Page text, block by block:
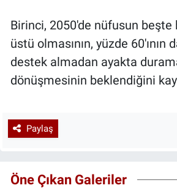
Birinci, 2050'de nüfusun beşte
üstü olmasının, yüzde 60'ının
destek almadan ayakta
dönüşmesinin beklendiğini
Paylaş
Öne Çıkan Galeriler